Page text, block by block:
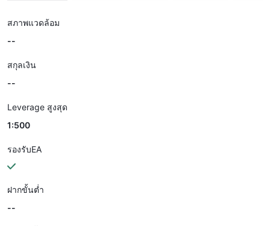
สภาพแวดล้อม
--
สกุลเงิน
--
Leverage สูงสุด
1:500
รองรับEA
ฝากขั้นต่ำ
--